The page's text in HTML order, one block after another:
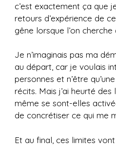
c’est exactement ça que
retours d’expérience de
gêne lorsque l’on
Je n’imaginais pas ma
au départ, car je voulais
personnes et n’être
récits. Mais j’ai heurté
même se sont-elles
de concrétiser ce qui me
Et au final, ces limites